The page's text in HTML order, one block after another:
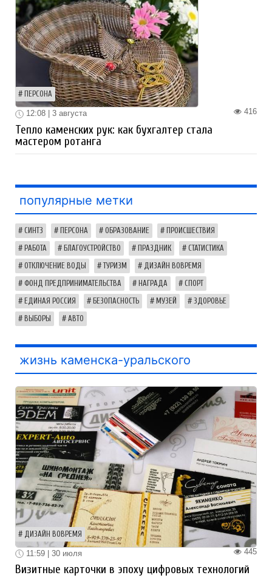
ПЕРСОНА
416
12:08 | 3 августа
Тепло каменских рук: как бухгалтер стала
мастером ротанга
популярные метки
СИНТЗ ПЕРСОНА ОБРАЗОВАНИЕ ПРОИСШЕСТВИЯ
РАБОТА БЛАГОУСТРОЙСТВО ПРАЗДНИК СТАТИСТИКА
ОТКЛЮЧЕНИЕ ВОДЫ ТУРИЗМ ДИЗАЙН ВОВРЕМЯ
ФОНД ПРЕДПРИНИМАТЕЛЬСТВА НАГРАДА СПОРТ
ЕДИНАЯ РОССИЯ БЕЗОПАСНОСТЬ МУЗЕЙ ЗДОРОВЬЕ
ВЫБОРЫ АВТО
жизнь каменска-уральского
ДИЗАЙН ВОВРЕМЯ
445
11:59 | 30 июля
Визитные карточки в эпоху цифровых технологий